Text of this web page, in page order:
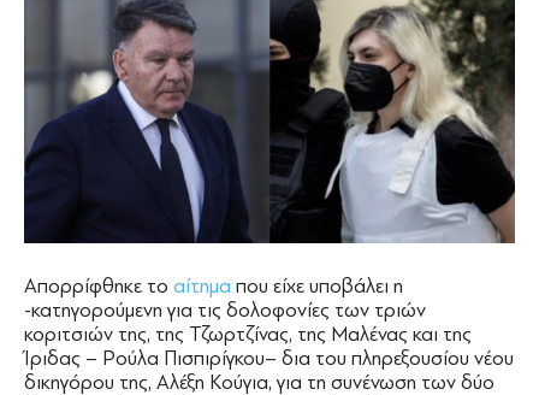
Απορρίφθηκε το αίτημα που είχε υποβάλει η
-κατηγορούμενη για τις δολοφονίες των τριών
κοριτσιών της, της Τζωρτζίνας, της Μαλένας και της
Ίριδας – Ρούλα Πισπιρίγκου– δια του πληρεξουσίου νέου
δικηγόρου της, Αλέξη Κούγια, για τη συνένωση των δύο